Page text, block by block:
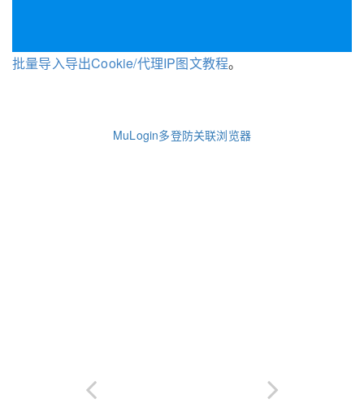
批量导入导出Cookie/代理IP图文教程。
MuLogin多登防关联浏览器